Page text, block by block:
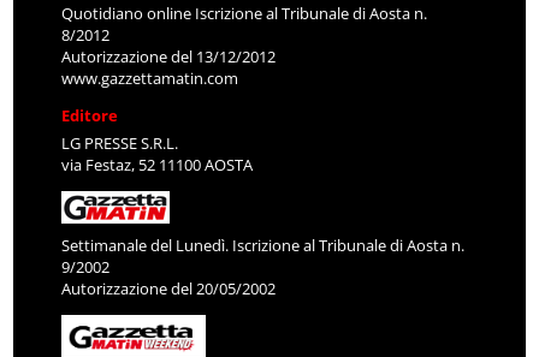
Quotidiano online Iscrizione al Tribunale di Aosta n.
8/2012
Autorizzazione del 13/12/2012
www.gazzettamatin.com
Editore
LG PRESSE S.R.L.
via Festaz, 52 11100 AOSTA
Settimanale del Lunedì. Iscrizione al Tribunale di Aosta n.
9/2002
Autorizzazione del 20/05/2002